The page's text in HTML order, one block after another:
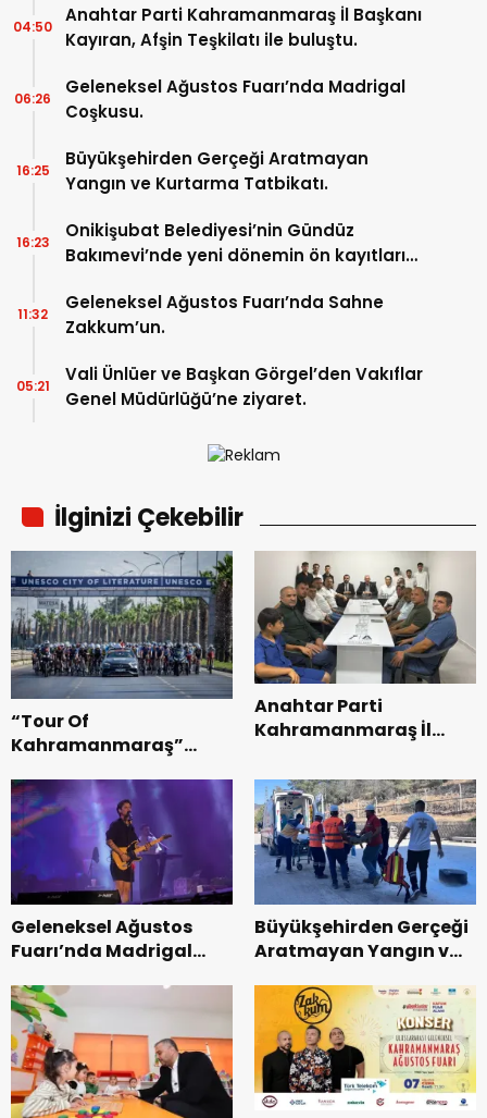
Anahtar Parti Kahramanmaraş İl Başkanı
Kayıran, Afşin Teşkilatı ile buluştu.
04:50
Geleneksel Ağustos Fuarı’nda Madrigal
Coşkusu.
06:26
Büyükşehirden Gerçeği Aratmayan
Yangın ve Kurtarma Tatbikatı.
16:25
Onikişubat Belediyesi’nin Gündüz
Bakımevi’nde yeni dönemin ön kayıtları
16:23
Geleneksel Ağustos Fuarı’nda Sahne
Zakkum’un.
11:32
Vali Ünlüer ve Başkan Görgel’den Vakıflar
Genel Müdürlüğü’ne ziyaret.
05:21
İlginizi Çekebilir
“Tour Of
Kahramanmaraş”
Bisikleti Turnuvası
Tamamlandı.
Anahtar Parti
Kahramanmaraş İl
Teşkilatı ile buluştu.
Geleneksel Ağustos
Fuarı’nda Madrigal
Büyükşehirden Gerçeği
Aratmayan Yangın ve